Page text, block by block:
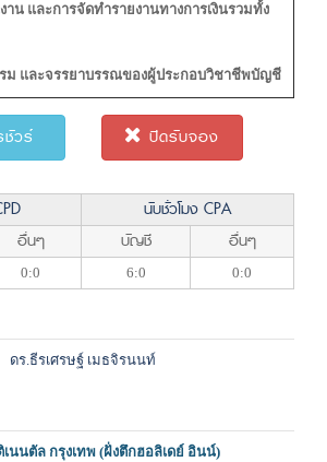
น และการจัดทำรายงานทางการเงินรวมทั้ง
ม และจรรยาบรรณของผู้ประกอบวิชาชีพบัญชี
ชัวร์ ปิดรับจอง
นับชั่วโมง CPA
อื่นๆ บัญชี อื่นๆ
0:0 6:0 0:0
ดร.ธีรเศรษฐ์ เมธจิรนนท์
นนตัล กรุงเทพ (ฝั่งตึกฮอลิเดย์ อินน์)